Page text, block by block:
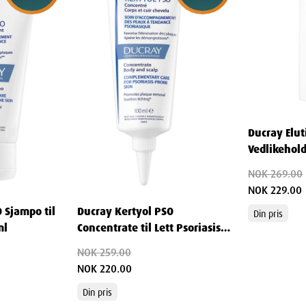
komfortabel.
og motvirker ubehag som følge av
deg tørr og luktfri hele dagen.
Roll-on for best resultat
disse enkle trinnene:
merker på klærne.
hele dagen.
Sjampo til
Ducray Kertyol PSO
Concentrate til Lett Psoriasis
NOK 259.00
NOK 220.00
Din pris
Ducray
NOK 269.00
NOK 229.00
Din pris